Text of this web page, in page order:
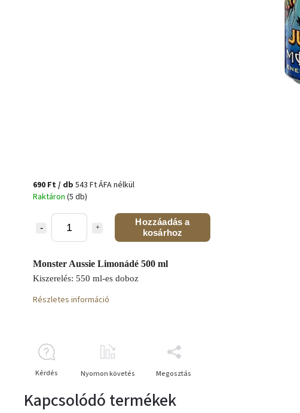
690 Ft/ db 543 Ft ÁFA nélkül
Raktáron (5 db)
Hozzáadás a
kosárhoz
Monster Aussie Limonádé 500 ml
Kiszerelés: 550 ml-es doboz
Részletes információ
Kérdés Nyomon követés Megosztás
Kapcsolódó termékek